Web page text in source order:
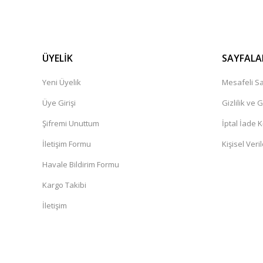
ÜYELİK
Yeni Üyelik
Üye Girişi
Şifremi Unuttum
İletişim Formu
Havale Bildirim Formu
Kargo Takibi
İletişim
Mesafeli
Gizlilik ve
İptal İade
Kişisel